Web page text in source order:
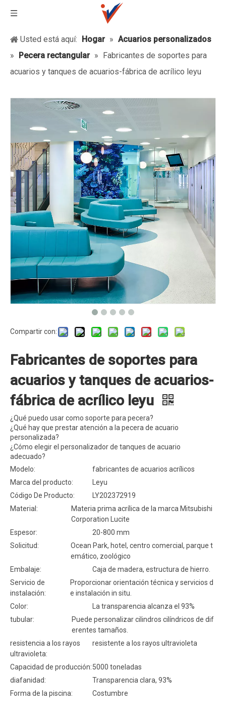
Usted está aquí: Hogar » Acuarios personalizados
» Pecera rectangular » Fabricantes de soportes para
acuarios y tanques de acuarios-fábrica de acrílico leyu
Compartir con:
Fabricantes de soportes para
acuarios y tanques de acuarios-
fábrica de acrílico leyu
¿Qué puedo usar como soporte para pecera?
¿Qué hay que prestar atención a la pecera de acuario
personalizada?
¿Cómo elegir el personalizador de tanques de acuario
adecuado?
Modelo:
fabricantes de acuarios acrílicos
Marca del producto:
Leyu
Código De Producto:
LY202372919
Material:
Materia prima acrílica de la marca Mitsubishi
Corporation Lucite
Espesor:
20-800 mm
Solicitud:
Ocean Park, hotel, centro comercial, parque t
emático, zoológico
Embalaje:
Caja de madera, estructura de hierro.
Servicio de
instalación:
Proporcionar orientación técnica y servicios d
e instalación in situ.
Color:
La transparencia alcanza el 93%
tubular:
Puede personalizar cilindros cilíndricos de dif
erentes tamaños.
resistencia a los rayos
ultravioleta:
resistente a los rayos ultravioleta
Capacidad de producción:5000 toneladas
diafanidad:
Transparencia clara, 93%
Forma de la piscina:
Costumbre